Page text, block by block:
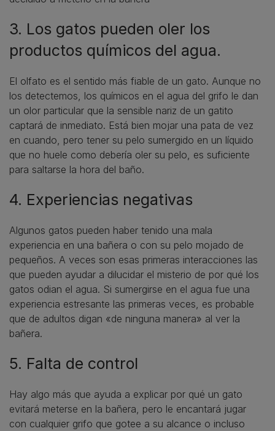
3. Los gatos pueden oler los
productos químicos del agua.
El olfato es el sentido más fiable de un gato. Aunque no
los detectemos, los químicos en el agua del grifo le dan
un olor particular que la sensible nariz de un gatito
captará de inmediato. Está bien mojar una pata de vez
en cuando, pero tener su pelo sumergido en un líquido
que no huele como debería oler su pelo, es suficiente
para saltarse la hora del baño.
4. Experiencias negativas
Algunos gatos pueden haber tenido una mala
experiencia en una bañera o con su pelo mojado de
pequeños. A veces son esas primeras interacciones las
que pueden ayudar a dilucidar el misterio de por qué los
gatos odian el agua. Si sumergirse en el agua fue una
experiencia estresante las primeras veces, es probable
que de adultos digan «de ninguna manera» al ver la
bañera.
5. Falta de control
Hay algo más que ayuda a explicar por qué un gato
evitará meterse en la bañera, pero le encantará jugar
con cualquier grifo que gotee a su alcance o incluso